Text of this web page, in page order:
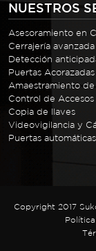
NUESTROS
Asesoramiento en
Cerrajería
Detección
Puertas
Amaestramiento de
Control de Accesos
Copia de llaves
Videovigilancia y
Puertas
Copyright 2017